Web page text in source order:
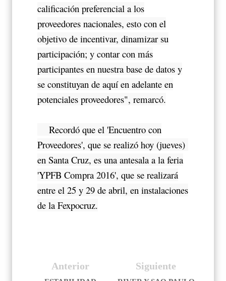
calificación preferencial a los
proveedores nacionales, esto con el
objetivo de incentivar, dinamizar su
participación; y contar con más
participantes en nuestra base de datos y
se constituyan de aquí en adelante en
potenciales proveedores", remarcó.
Recordó que el 'Encuentro con
Proveedores', que se realizó hoy (jueves)
en Santa Cruz, es una antesala a la feria
'YPFB Compra 2016', que se realizará
entre el 25 y 29 de abril, en instalaciones
de la Fexpocruz.
Siguiente
Anterior